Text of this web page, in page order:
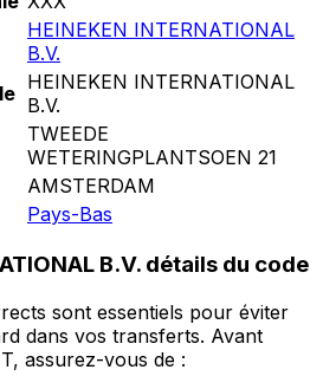
HEINEKEN INTERNATIONAL
B.V.
HEINEKEN INTERNATIONAL
B.V.
TWEEDE
WETERINGPLANTSOEN 21
AMSTERDAM
Pays-Bas
B.V. détails du code
sont essentiels pour éviter
dans vos transferts. Avant
assurez-vous de :